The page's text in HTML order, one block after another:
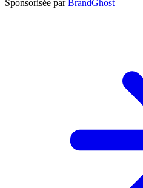
Sponsorisée par BrandGhost